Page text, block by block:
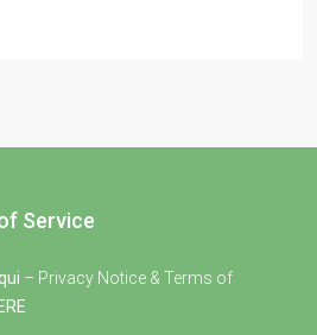
Service
– Privacy Notice & Terms of